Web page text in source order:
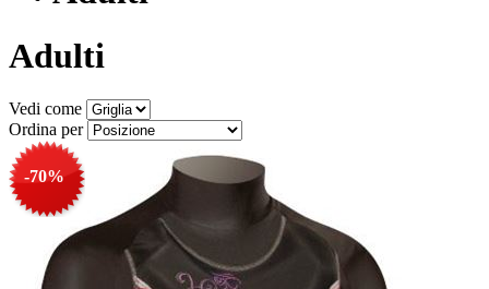
Adulti
Vedi come
Ordina per
-70%